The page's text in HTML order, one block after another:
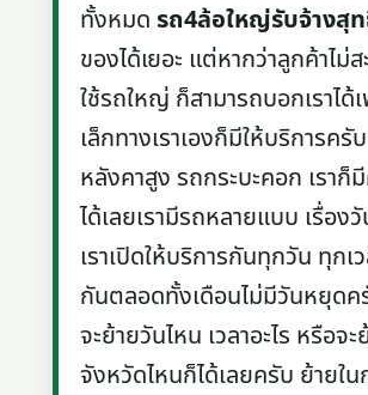
ทั้งหมดรถ4ล้อใหญ่รับจ้างสุ
ของได้เยอะ แต่หากว่าลูกค้าไม่
ใช้รถใหญ่ ก็สามารถบอกเราได้
เล็กทางเราเองก็มีให้บริการครั
หลังคาสูง รถกระบะคอก เราก็
ได้เลยเรามีรถหลายแบบ เรื่อง
เราเปิดให้บริการกันทุกวัน ทุกเ
กันตลอดทั้งเดือนไม่มีวันหยุดค
จะย้ายวันไหน เวลาอะไร หรือจะ
จังหวัดไหนก็ได้เลยครับ ย้ายใ